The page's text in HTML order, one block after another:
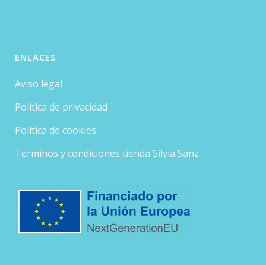
ENLACES
Aviso legal
Política de privacidad
Política de cookies
Términos y condiciones tienda Silvia Sanz